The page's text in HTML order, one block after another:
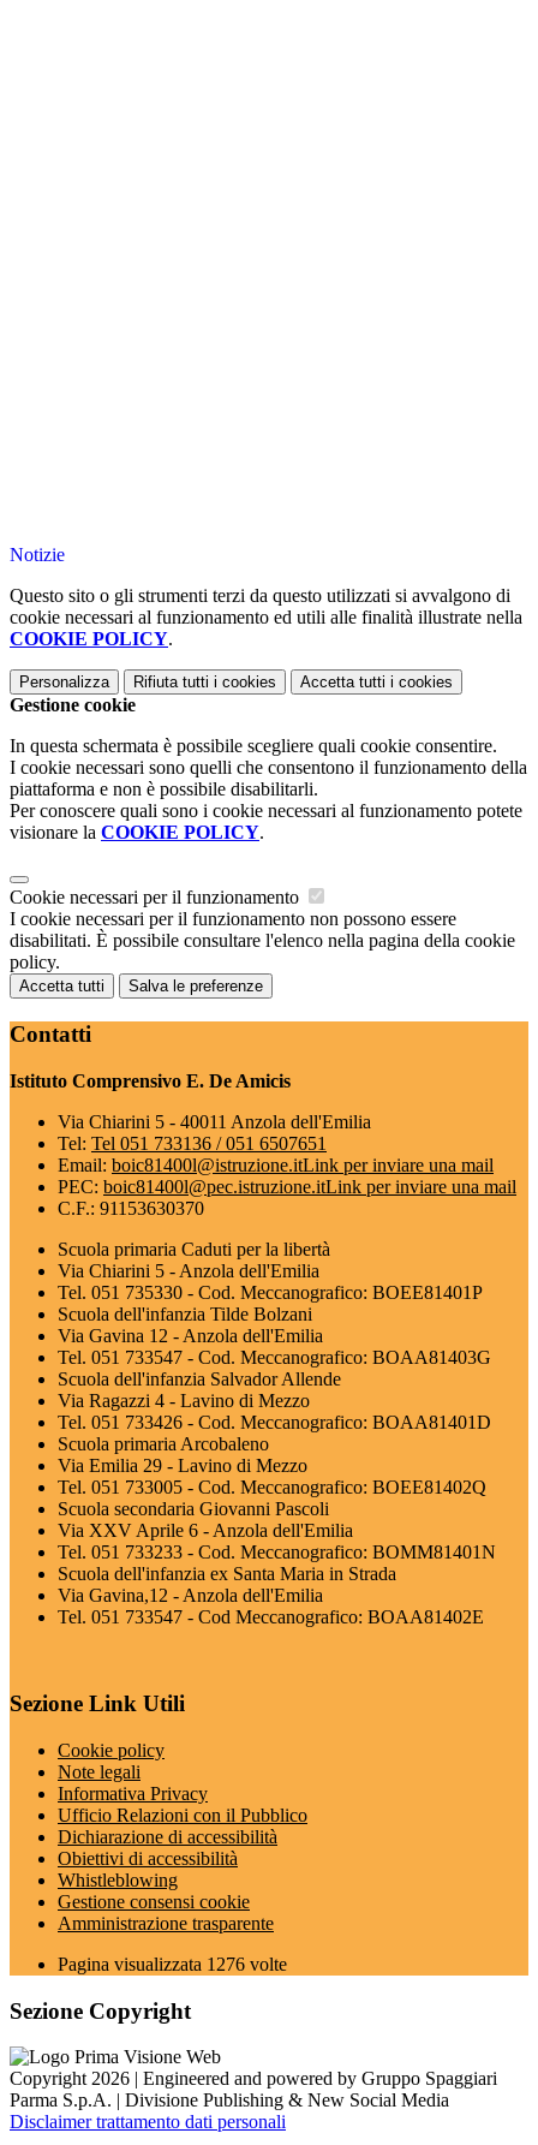
Notizie
Questo sito o gli strumenti terzi da questo utilizzati si avvalgono di
cookie necessari al funzionamento ed utili alle finalità illustrate nella
COOKIE POLICY.
Personalizza Rifiuta tutti i cookies Accetta tutti i cookies
Gestione cookie
In questa schermata è possibile scegliere quali cookie consentire.
I cookie necessari sono quelli che consentono il funzionamento della
piattaforma e non è possibile disabilitarli.
Per conoscere quali sono i cookie necessari al funzionamento potete
visionare la COOKIE POLICY.
Cookie necessari per il funzionamento
I cookie necessari per il funzionamento non possono essere
disabilitati. È possibile consultare l'elenco nella pagina della cookie
policy.
Accetta tutti Salva le preferenze
Contatti
Istituto Comprensivo E. De Amicis
Via Chiarini 5 - 40011 Anzola dell'Emilia
Tel: Tel 051 733136 / 051 6507651
Email: boic81400l@istruzione.itLink per inviare una mail
PEC: boic81400l@pec.istruzione.itLink per inviare una mail
C.F.: 91153630370
Scuola primaria Caduti per la libertà
Via Chiarini 5 - Anzola dell'Emilia
Tel. 051 735330 - Cod. Meccanografico: BOEE81401P
Scuola dell'infanzia Tilde Bolzani
Via Gavina 12 - Anzola dell'Emilia
Tel. 051 733547 - Cod. Meccanografico: BOAA81403G
Scuola dell'infanzia Salvador Allende
Via Ragazzi 4 - Lavino di Mezzo
Tel. 051 733426 - Cod. Meccanografico: BOAA81401D
Scuola primaria Arcobaleno
Via Emilia 29 - Lavino di Mezzo
Tel. 051 733005 - Cod. Meccanografico: BOEE81402Q
Scuola secondaria Giovanni Pascoli
Via XXV Aprile 6 - Anzola dell'Emilia
Tel. 051 733233 - Cod. Meccanografico: BOMM81401N
Scuola dell'infanzia ex Santa Maria in Strada
Via Gavina,12 - Anzola dell'Emilia
Tel. 051 733547 - Cod Meccanografico: BOAA81402E
Sezione Link Utili
Cookie policy
Note legali
Informativa Privacy
Ufficio Relazioni con il Pubblico
Dichiarazione di accessibilità
Obiettivi di accessibilità
Whistleblowing
Gestione consensi cookie
Amministrazione trasparente
Pagina visualizzata 1276 volte
Sezione Copyright
Copyright 2026 | Engineered and powered by Gruppo Spaggiari
Parma S.p.A. | Divisione Publishing & New Social Media
Disclaimer trattamento dati personali